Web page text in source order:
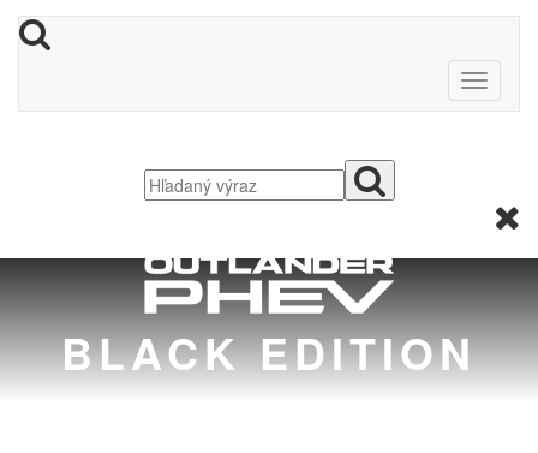
BLACK EDITION